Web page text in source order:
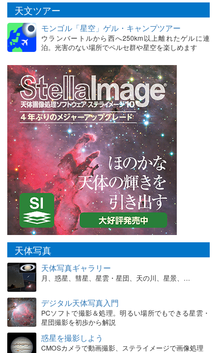
天文ツアー
モンゴル「星空」ゲル・キャンプツアー
ウランバートルから西へ250km以上離れたゲルに連
泊。光害のない場所でペルセ群や星空を楽しめます
天体写真
天体写真ギャラリー
月、惑星、彗星、星雲・星団、天の川、星景、…
デジタル天体写真入門
PCソフトで撮影＆処理。明るい場所でもできる星雲・
星団撮影を初歩から解説
惑星を撮影しよう
CMOSカメラで動画撮影、ステライメージで画像処理